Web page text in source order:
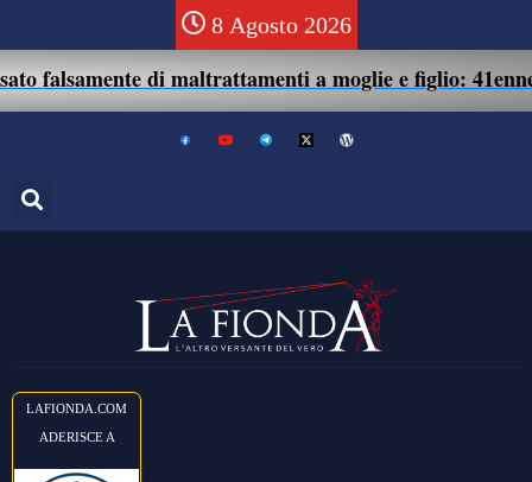
8 Agosto 2026
di maltrattamenti a moglie e figlio: 41enne assolto.
LAFIONDA.COM
ADERISCE A